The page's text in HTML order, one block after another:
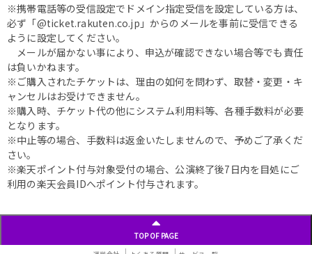
※携帯電話等の受信設定でドメイン指定受信を設定している方は、
必ず「@ticket.rakuten.co.jp」からのメールを事前に受信できる
ように設定してください。
メールが届かない事により、申込が確認できない場合等でも責任
は負いかねます。
※ご購入されたチケットは、理由の如何を問わず、取替・変更・キ
ャンセルはお受けできません。
※購入時、チケット代の他にシステム利用料等、各種手数料が必要
となります。
※中止等の場合、手数料は返金いたしませんので、予めご了承くだ
さい。
※楽天ポイント付与対象受付の場合、公演終了後7日内を目処にご
利用の楽天会員IDへポイント付与されます。
TOP OF PAGE